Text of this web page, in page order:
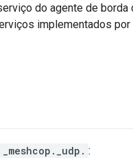
do agente de
implementados
_meshcop._udp. :